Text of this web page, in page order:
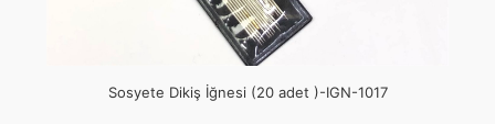
Sosyete Dikiş İğnesi (20 adet )-IGN-1017